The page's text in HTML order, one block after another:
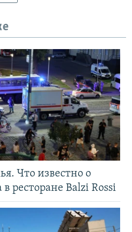
Что известно о
ресторане Balzi Rossi